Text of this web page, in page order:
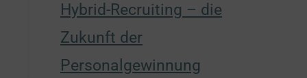
Hybrid-Recruiting – die
Zukunft der
Personalgewinnung